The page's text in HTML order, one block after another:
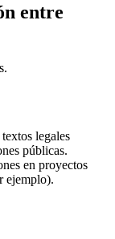
entre
legales
públicas.
en proyectos
ejemplo).